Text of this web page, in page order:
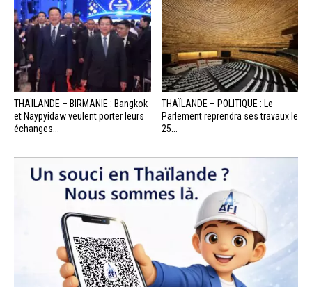
THAÏLANDE – BIRMANIE : Bangkok
et Naypyidaw veulent porter leurs
échanges...
THAÏLANDE – POLITIQUE : Le
Parlement reprendra ses travaux le
25...